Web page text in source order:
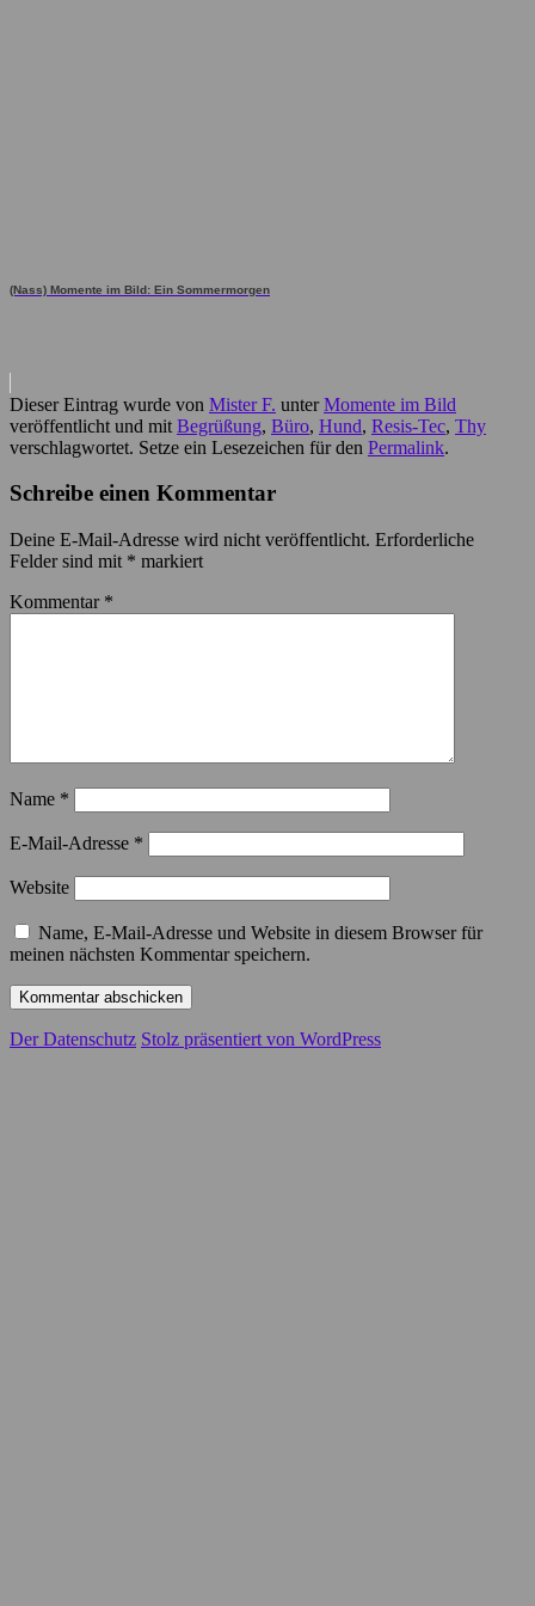
(Nass) Momente im Bild: Ein Sommermorgen
Dieser Eintrag wurde von Mister F. unterMomente im Bild
veröffentlicht und mit Begrüßung, Büro, Hund, Resis-Tec, Thy
verschlagwortet. Setze ein Lesezeichen für den Permalink.
Schreibe einen Kommentar
Deine E-Mail-Adresse wird nicht veröffentlicht. Erforderliche
Felder sind mit * markiert
Kommentar *
Name *
E-Mail-Adresse *
Website
Name, E-Mail-Adresse und Website in diesem Browser für
meinen nächsten Kommentar speichern.
Der Datenschutz Stolz präsentiert von WordPress